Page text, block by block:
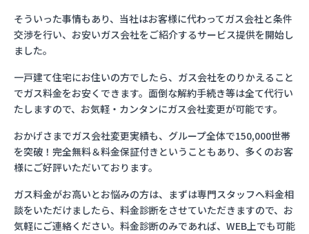
そういった事情もあり、当社はお客様に代わってガス会社と条件
交渉を行い、お安いガス会社をご紹介するサービス提供を開始し
ました。
一戸建て住宅にお住いの方でしたら、ガス会社をのりかえること
でガス料金をお安くできます。面倒な解約手続き等は全て代行い
たしますので、お気軽・カンタンにガス会社変更が可能です。
おかげさまでガス会社変更実績も、グループ全体で150,000世帯
を突破！完全無料＆料金保証付きということもあり、多くのお客
様にご好評いただいております。
ガス料金がお高いとお悩みの方は、まずは専門スタッフへ料金相
談をいただけましたら、料金診断をさせていただきますので、お
気軽にご連絡ください。料金診断のみであれば、WEB上でも可能